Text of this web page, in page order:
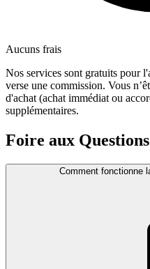
Aucuns frais
Nos services sont gratuits pour
verse une commission. Vous
d'achat (achat immédiat ou
supplémentaires.
Foire aux Questions
Comment fonctionne